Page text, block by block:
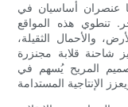
عنصران أساسيان في
تنطوي هذه المواقع
والأحمال الثقيلة،
شاحنة قلابة مجنزرة
المريح يُسهم في